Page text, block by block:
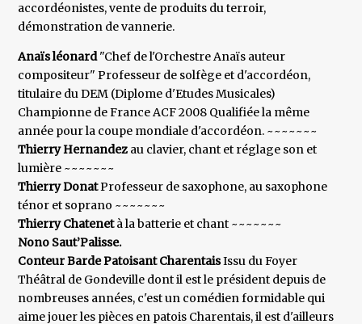
accordéonistes, vente de produits du terroir,
démonstration de vannerie.
Anaïs léonard"Chef de l'Orchestre Anaïs auteur
compositeur" Professeur de solfège et d'accordéon,
titulaire du DEM (Diplome d'Etudes Musicales)
Championne de France ACF 2008 Qualifiée la même
année pour la coupe mondiale d'accordéon. ~~~~~~~
Thierry Hernandez au clavier, chant et réglage son et
lumière ~~~~~~~
Thierry DonatProfesseur de saxophone, au saxophone
ténor et soprano ~~~~~~~
Thierry Chatenetà la batterie et chant ~~~~~~~
Nono Saut’Palisse.
Conteur Barde Patoisant CharentaisIssu du Foyer
Théâtral de Gondeville dont il est le président depuis de
nombreuses années, c'est un comédien formidable qui
aime jouer les pièces en patois Charentais, il est d'ailleurs